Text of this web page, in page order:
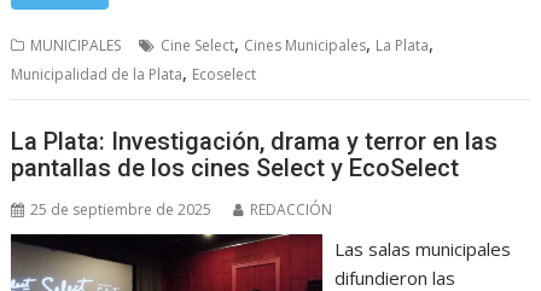
MUNICIPALES Cine Select, Cines Municipales, La Plata,
Municipalidad de la Plata, Ecoselect
La Plata: Investigación, drama y terror en las
pantallas de los cines Select y EcoSelect
25 de septiembre de 2025 REDACCIÓN
Las salas municipales
difundieron las